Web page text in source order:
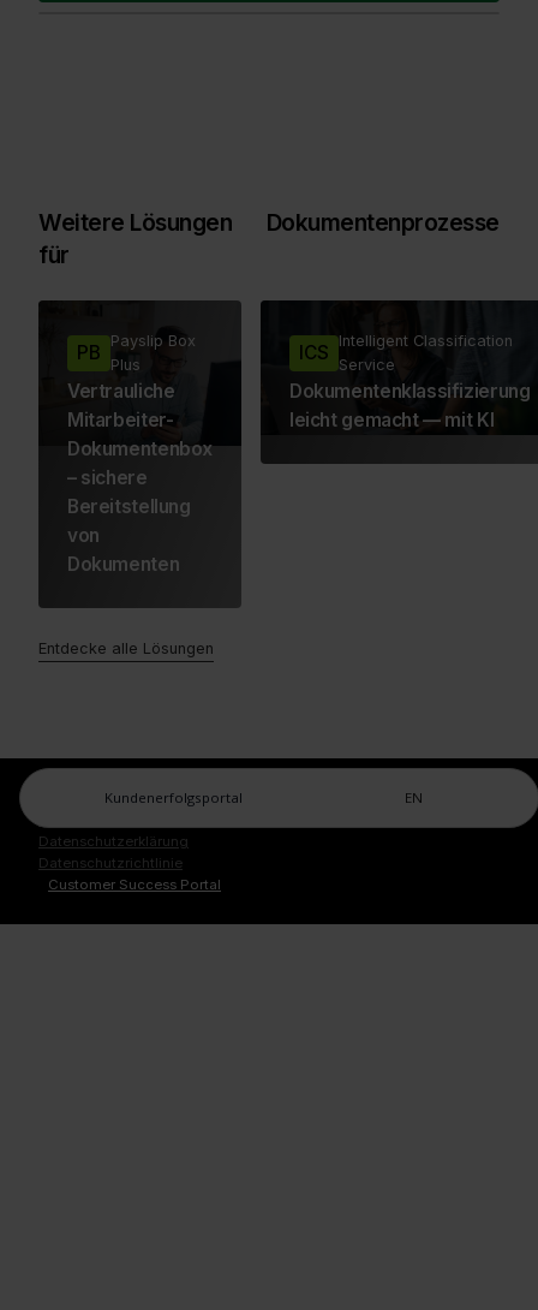
Weitere Lösungen
für
Dokumentenprozesse
PB
Payslip Box
Plus
Vertrauliche
Mitarbeiter-
Dokumentenbox
– sichere
Bereitstellung
von
Dokumenten
ICS
Intelligent Classification
Service
Dokumentenklassifizierung
leicht gemacht — mit KI
Entdecke alle Lösungen
Kundenerfolgsportal EN
Legal Center
Datenschutzerklärung
Datenschutzrichtlinie
Customer Success Portal